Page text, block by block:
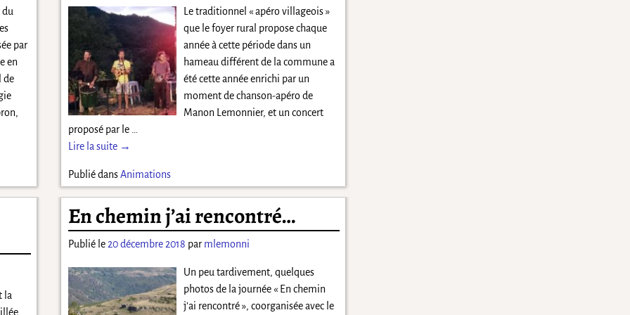
du
par
en
de
Le traditionnel « apéro villageois »
que le foyer rural propose chaque
année à cette période dans un
hameau différent de la commune a
été cette année enrichi par un
moment de chanson-apéro de
Manon Lemonnier, et un concert
proposé par le
Lire la suite →
Publié dansAnimations
la
En chemin j’ai rencontré…
Publié le 20 décembre 2018 par mlemonni
Un peu tardivement, quelques
photos de la journée « En chemin
j’ai rencontré », coorganisée avec le